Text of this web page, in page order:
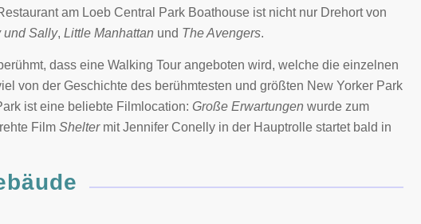
am Loeb Central Park Boathouse ist nicht nur Drehort von
und Sally, Little Manhattan und The Avengers.
dass eine Walking Tour angeboten wird, welche die einzelnen
von der Geschichte des berühmtesten und größten New Yorker Park
ist eine beliebte Filmlocation: Große Erwartungen wurde zum
Film Sheltermit Jennifer Conelly in der Hauptrolle startet bald in